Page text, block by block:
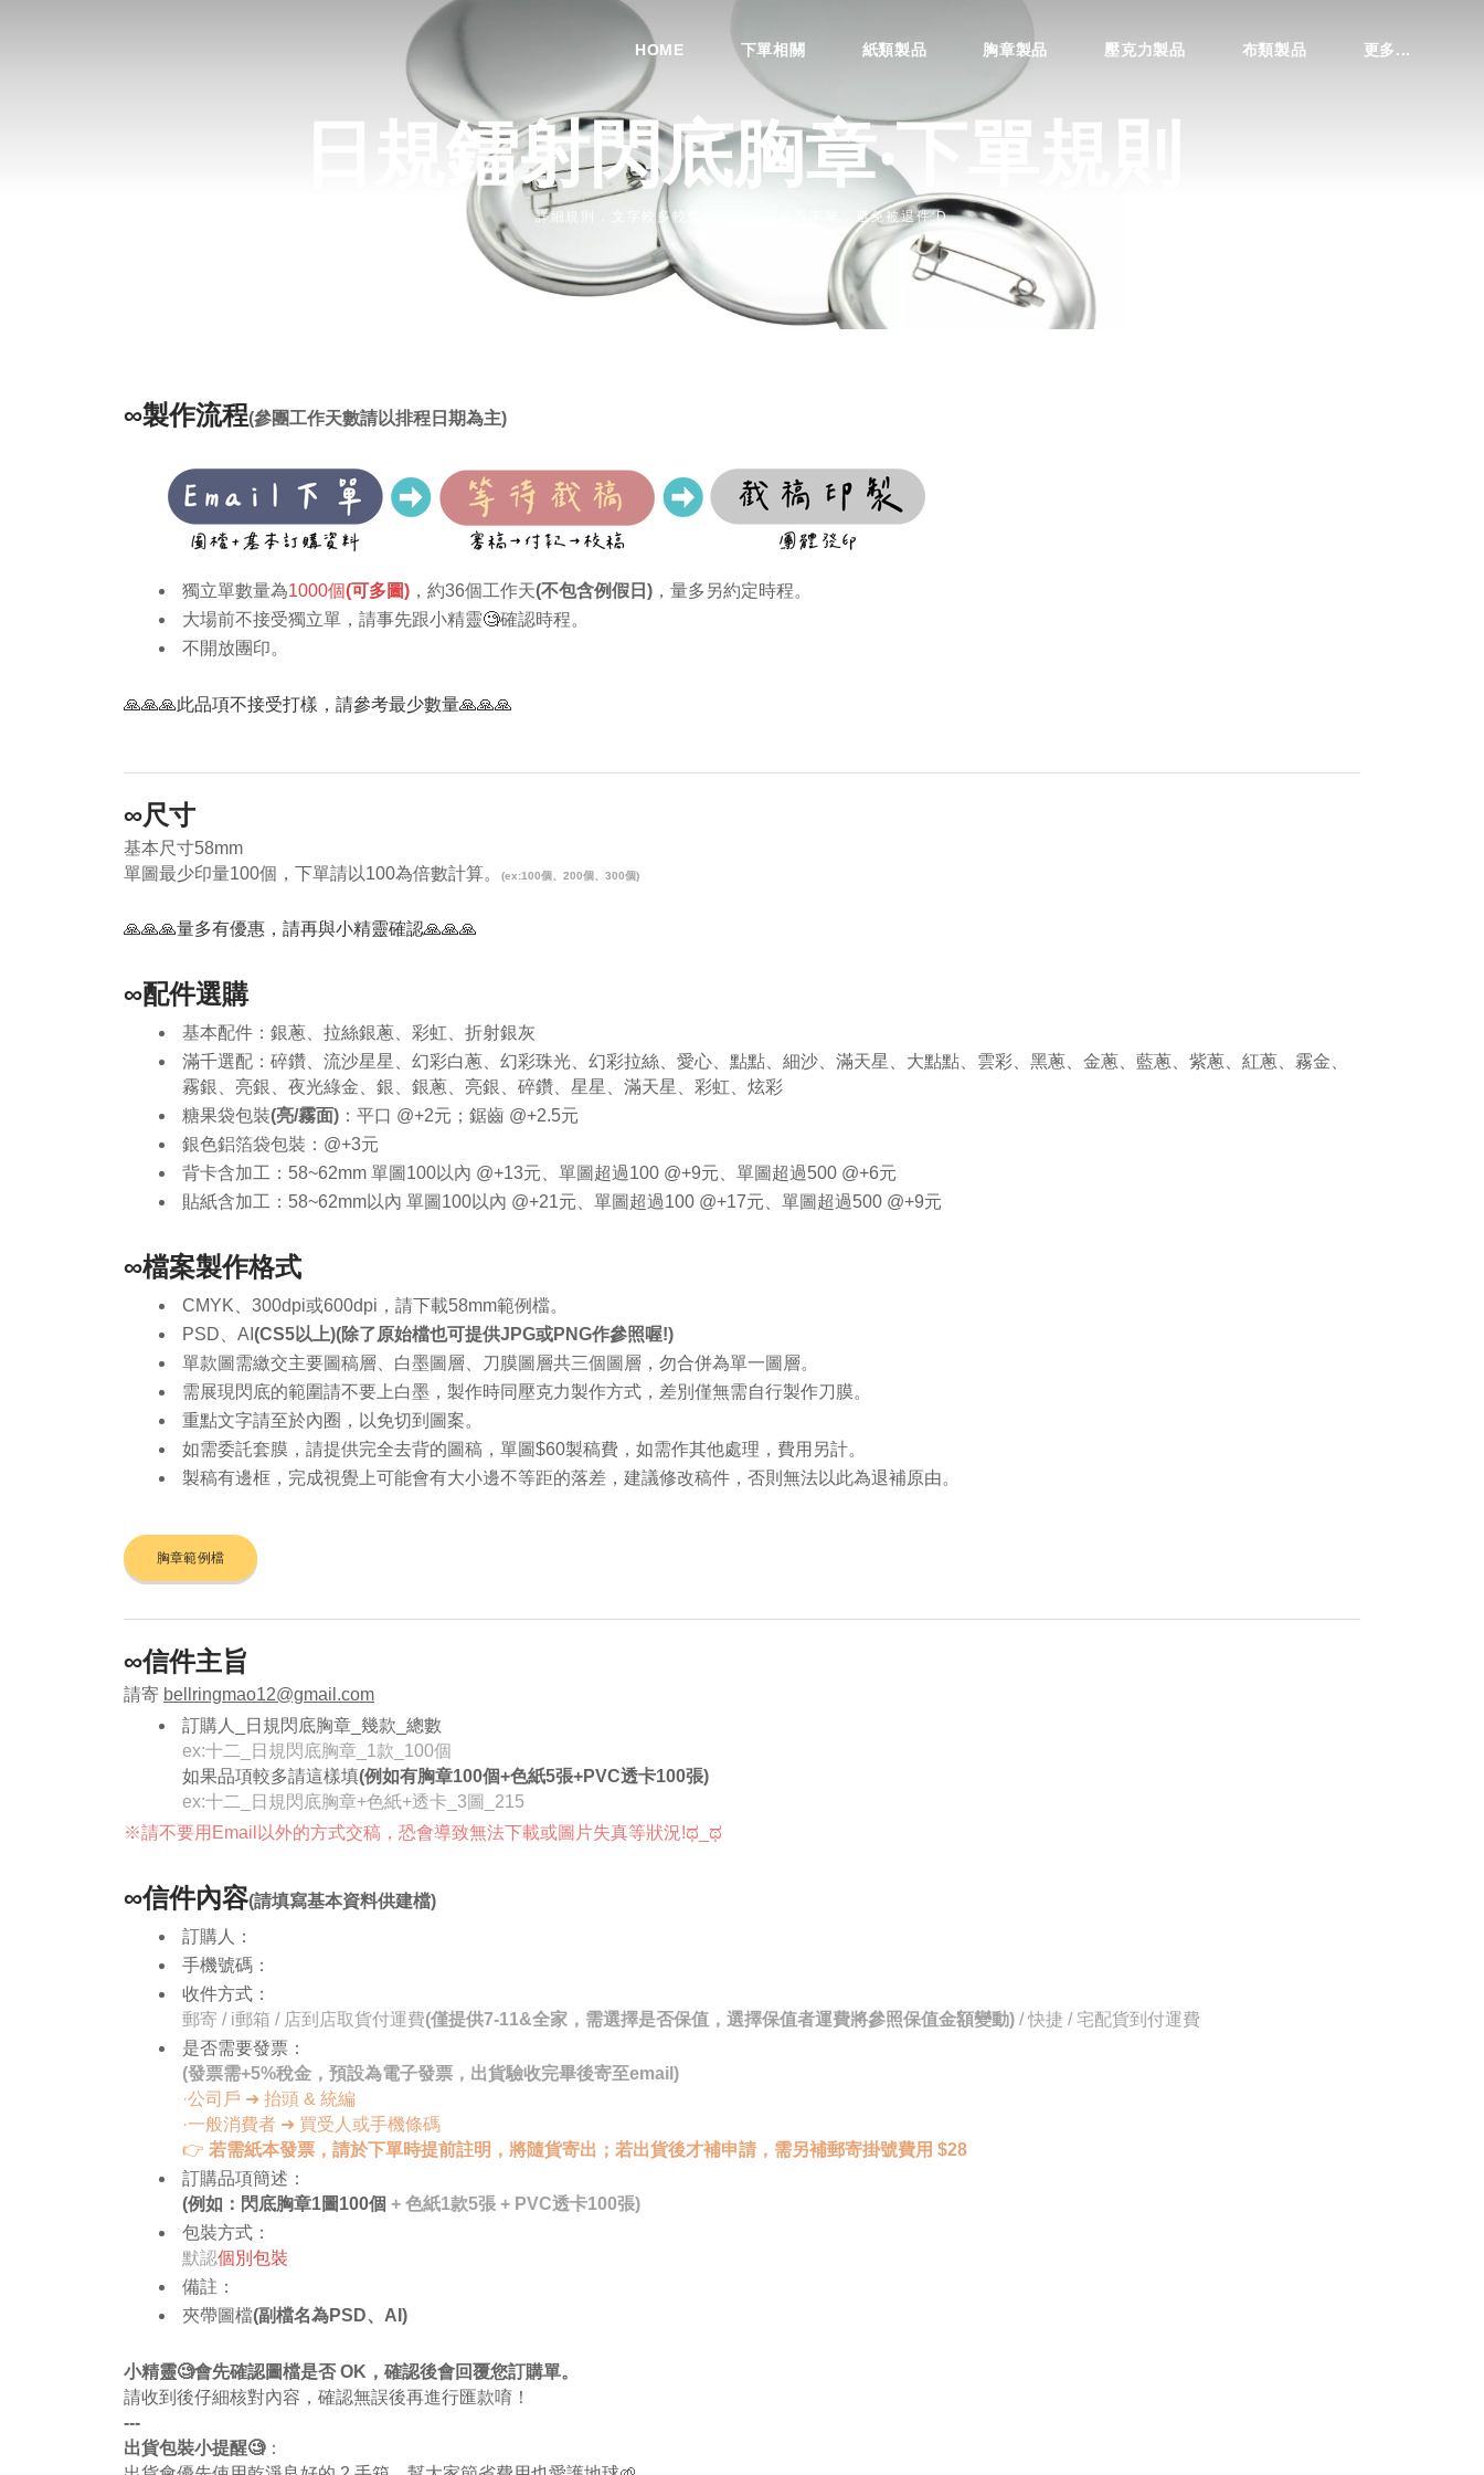
HOME 下單相關 紙類製品 胸章製品 壓克力製品 布類製品 更多...
日規鐳射閃底胸章‧下單規則
詳細規則，文字較多較繁雜，請詳閱後再下單，避免被退件:D
∞製作流程(參團工作天數請以排程日期為主)
​獨立單數量為1000個(可多圖) ，約36個工作天(不包含例假日) ，量多另約定時程。
大場前不接受獨立單，請事先跟小精靈🧐確認時程。
不開放團印。
🙏🙏🙏此品項不接受打樣，請參考最少數量🙏🙏🙏
∞尺寸
基本尺寸58mm
單圖最少印量100個，下單請以100為倍數計算。
(ex:100個、200個、300個)
🙏🙏🙏量多有優惠，請再與小精靈確認🙏🙏🙏
∞配件選購
基本配件： 銀蔥、拉絲銀蔥、彩虹、折射銀灰
滿千選配 ： 碎鑽、流沙星星、幻彩白蔥、幻彩珠光、幻彩拉絲、愛心、點點、細沙、滿天星、大點點、雲彩、黑蔥、金蔥、藍蔥、紫蔥、紅蔥、霧金、
霧銀、亮銀、夜光綠金、銀、銀蔥、亮銀、碎鑽、星星、滿天星、彩虹、炫彩
糖果袋包裝(亮/霧面) ：平口 @+2元；鋸齒 @+2.5元
銀色鋁箔袋包裝：@+3元
背卡含加工：58~62mm 單圖100以內 @+13元、單圖超過100 @+9元 、單圖超過500 @+6元
貼紙含加工：58~62mm以內 單圖100以內 @+21元、單圖超過100 @+17元、單圖超過500 @+9元
∞檔案製作格式
CMYK、300dpi或600dpi，請下載58mm範例檔。
PSD、AI (CS5以上)(除了原始檔也可提供JPG或PNG作參照喔!)
單款圖需繳交主要圖稿層、白墨圖層、刀膜圖層​共三個圖層，勿合併為單一圖層。
需展現閃底的範圍請不要上白墨，製作時同壓克力製作方式，差別僅無需自行製作刀膜。
重點文字請至於內圈，以免切到圖案。
如需委託套膜，請提供完全去背的圖稿，單圖$60製稿費，如需作其他處理，費用另計。
製稿有邊框，完成視覺上可能會有大小邊不等距的落差，建議修改稿件，否則無法以此為退補原由。
胸章範例檔
∞信件主旨
請寄 bellringmao12@gmail.com
訂購人_日規閃底胸章_幾款_總數
ex:十二_日規閃底胸章_1款_100個
如果品項較多請這樣填(例如有胸章100個+色紙5張+PVC透卡100張)
ex:十二_日規閃底胸章+色紙+透卡_3圖_215
※請不要用Email以外的方式交稿，恐會導致無法下載或圖片失真等狀況!ಥ_ಥ
∞信件內容(請填寫基本資料供建檔)
訂購人：
手機號碼：
收件方式：
郵寄 / i郵箱 / 店到店取貨付運費(僅提供7-11&全家，需選擇是否保值，選擇保值者運費將參照保值金額變動) / 快捷 / 宅配貨到付運費
是否需要發票：
(發票需+5%稅金，預設為電子發票，出貨驗收完畢後寄至email)
·公司戶 ➜ 抬頭 & 統編
·一般消費者 ➜ 買受人或手機條碼
👉 若需紙本發票，請於下單時提前註明，將隨貨寄出；若出貨後才補申請，需另補郵寄掛號費用 $28
訂購品項簡述：
(例如：閃底胸章1圖100個 + 色紙1款5張 + PVC透卡100張)
包裝方式：
默認個別包裝
備註：
夾帶圖檔(副檔名為PSD、AI)
小精靈🧐會先確認圖檔是否 OK，確認後會回覆您訂購單。
請收到後仔細核對內容，確認無誤後再進行匯款唷！
---
出貨包裝小提醒🧐：